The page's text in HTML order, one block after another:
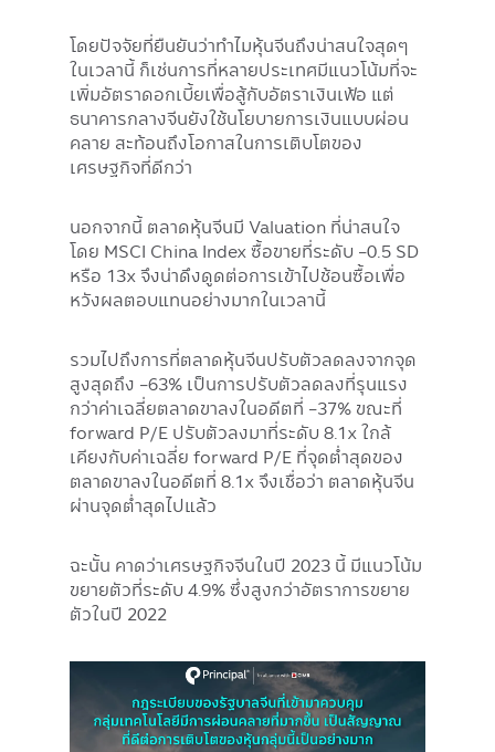
โดยปัจจัยที่ยืนยันว่าทำไมหุ้นจีนถึงน่าสนใจสุดๆ
ในเวลานี้ ก็เช่นการที่หลายประเทศมีแนวโน้มที่จะ
เพิ่มอัตราดอกเบี้ยเพื่อสู้กับอัตราเงินเฟ้อ แต่
ธนาคารกลางจีนยังใช้นโยบายการเงินแบบผ่อน
คลาย สะท้อนถึงโอกาสในการเติบโตของ
เศรษฐกิจที่ดีกว่า
นอกจากนี้ ตลาดหุ้นจีนมี Valuation ที่น่าสนใจ
โดย MSCI China Index ซื้อขายที่ระดับ -0.5 SD
หรือ 13x จึงน่าดึงดูดต่อการเข้าไปช้อนซื้อเพื่อ
หวังผลตอบแทนอย่างมากในเวลานี้
รวมไปถึงการที่ตลาดหุ้นจีนปรับตัวลดลงจากจุด
สูงสุดถึง -63% เป็นการปรับตัวลดลงที่รุนแรง
กว่าค่าเฉลี่ยตลาดขาลงในอดีตที่ -37% ขณะที่
forward P/E ปรับตัวลงมาที่ระดับ 8.1x ใกล้
เคียงกับค่าเฉลี่ย forward P/E ที่จุดต่ำสุดของ
ตลาดขาลงในอดีตที่ 8.1x จึงเชื่อว่า ตลาดหุ้นจีน
ผ่านจุดต่ำสุดไปแล้ว
ฉะนั้น คาดว่าเศรษฐกิจจีนในปี 2023 นี้ มีแนวโน้ม
ขยายตัวที่ระดับ 4.9% ซึ่งสูงกว่าอัตราการขยาย
ตัวในปี 2022